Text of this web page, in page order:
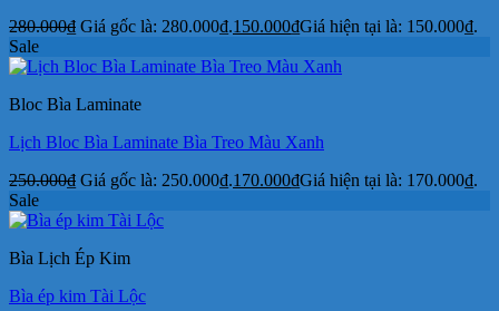
280.000₫ Giá gốc là: 280.000₫.150.000₫Giá hiện tại là: 150.000₫.
Sale
Bloc Bìa Laminate
Lịch Bloc Bìa Laminate Bìa Treo Màu Xanh
250.000₫ Giá gốc là: 250.000₫.170.000₫Giá hiện tại là: 170.000₫.
Sale
Bìa Lịch Ép Kim
Bìa ép kim Tài Lộc